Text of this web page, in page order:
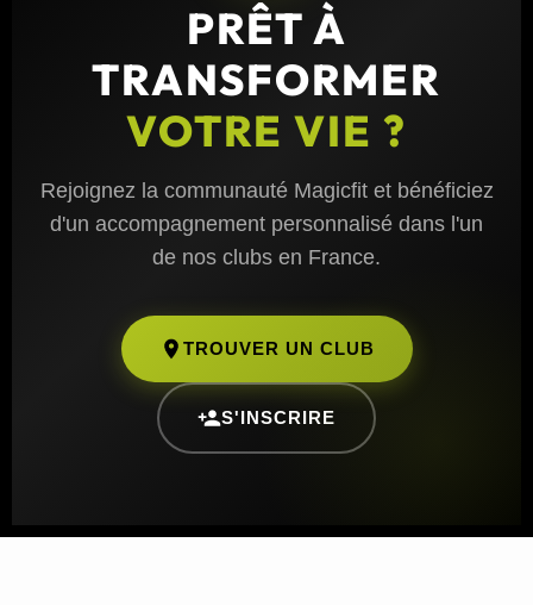
PRÊT À
TRANSFORMER
VOTRE VIE ?
Rejoignez la communauté Magicfit et bénéficiez
d'un accompagnement personnalisé dans l'un
de nos clubs en France.
TROUVER UN CLUB
S'INSCRIRE